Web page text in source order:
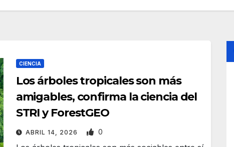
CIENCIA
Los árboles tropicales son más
amigables, confirma la ciencia del
STRI y ForestGEO
ABRIL 14, 2026 0